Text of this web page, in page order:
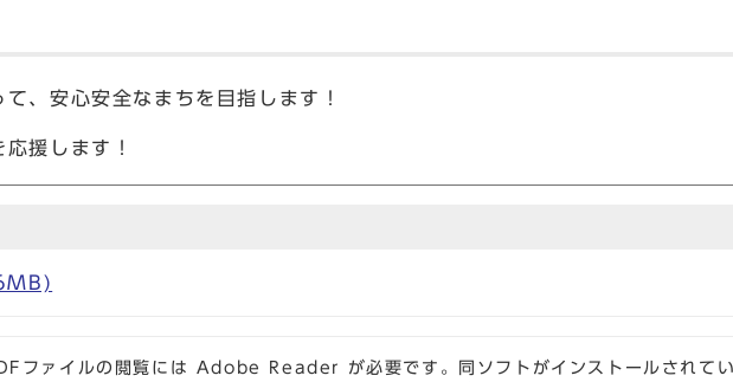
、安心安全なまちを目指します！
気にする活動を応援します！
ファイルの閲覧には Adobe Reader が必要です。同ソフトがインストールされて